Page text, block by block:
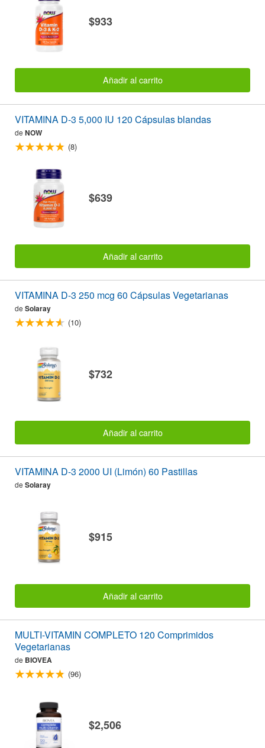
$933
Añadir al carrito
VITAMINA D-3 5,000 IU 120 Cápsulas blandas
de NOW
(8)
$639
Añadir al carrito
VITAMINA D-3 250 mcg 60 Cápsulas Vegetarianas
de Solaray
(10)
$732
Añadir al carrito
VITAMINA D-3 2000 UI (Limón) 60 Pastillas
de Solaray
$915
Añadir al carrito
MULTI-VITAMIN COMPLETO 120 Comprimidos
Vegetarianas
de BIOVEA
(96)
$2,506